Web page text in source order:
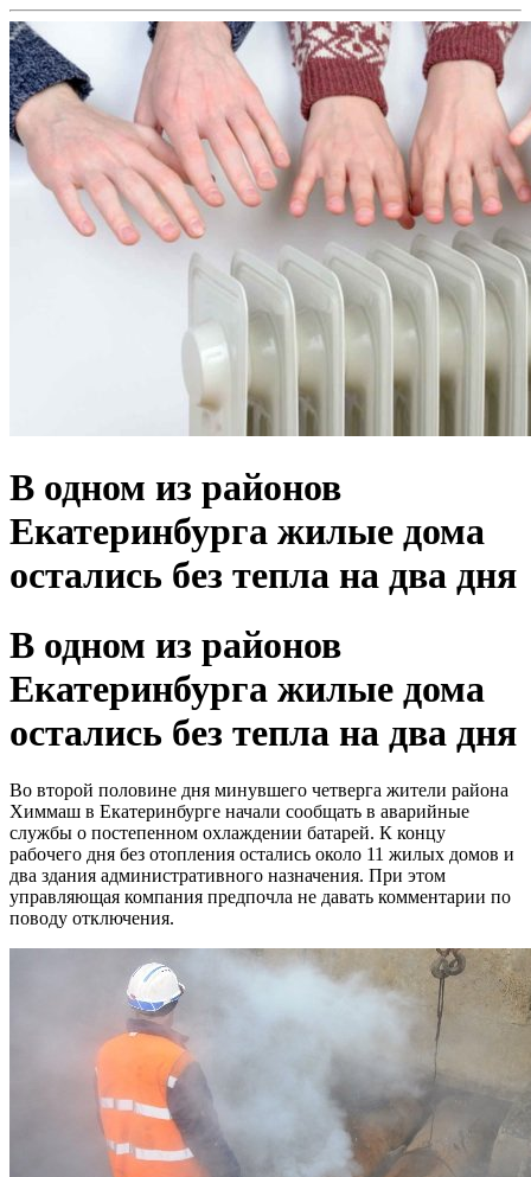
В одном из районов
Екатеринбурга жилые дома
остались без тепла на два дня
В одном из районов
Екатеринбурга жилые дома
остались без тепла на два дня
Во второй половине дня минувшего четверга жители района
Химмаш в Екатеринбурге начали сообщать в аварийные
службы о постепенном охлаждении батарей. К концу
рабочего дня без отопления остались около 11 жилых домов и
два здания административного назначения. При этом
управляющая компания предпочла не давать комментарии по
поводу отключения.